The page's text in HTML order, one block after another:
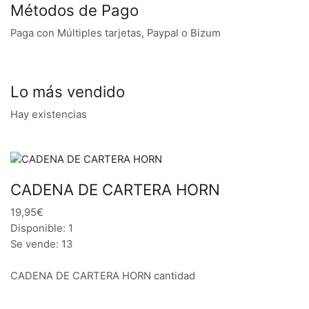
Métodos de Pago
Paga con Múltiples tarjetas, Paypal o Bizum
Lo más vendido
Hay existencias
CADENA DE CARTERA HORN
19,95€
Disponible: 1
Se vende: 13
CADENA DE CARTERA HORN cantidad